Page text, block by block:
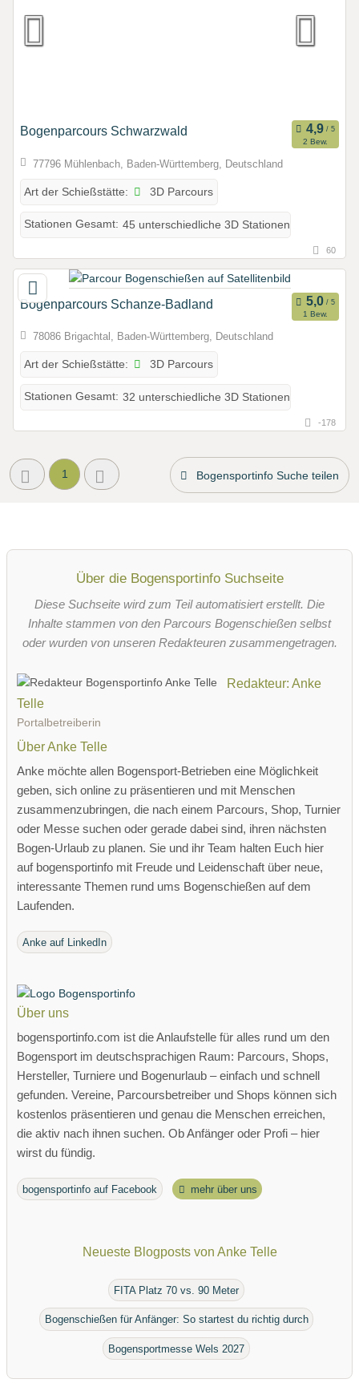
Bogenparcours Schwarzwald
2 Bew.
77796 Mühlenbach, Baden-Württemberg, Deutschland
Art der Schießstätte: 3D Parcours
Stationen Gesamt: 45 unterschiedliche 3D Stationen
60
Bogenparcours Schanze-Badland
1 Bew.
78086 Brigachtal, Baden-Württemberg, Deutschland
Art der Schießstätte: 3D Parcours
Stationen Gesamt: 32 unterschiedliche 3D Stationen
-178
1 Bogensportinfo Suche teilen
Über die Bogensportinfo Suchseite
Diese Suchseite wird zum Teil automatisiert erstellt. Die
Inhalte stammen von den Parcours Bogenschießen selbst
oder wurden von unseren Redakteuren zusammengetragen.
Redakteur: Anke
Telle
Portalbetreiberin
Über Anke Telle
Anke möchte allen Bogensport-Betrieben eine Möglichkeit
geben, sich online zu präsentieren und mit Menschen
zusammenzubringen, die nach einem Parcours, Shop, Turnier
oder Messe suchen oder gerade dabei sind, ihren nächsten
Bogen-Urlaub zu planen. Sie und ihr Team halten Euch hier
auf bogensportinfo mit Freude und Leidenschaft über neue,
interessante Themen rund ums Bogenschießen auf dem
Laufenden.
Anke auf LinkedIn
Über uns
bogensportinfo.com ist die Anlaufstelle für alles rund um den
Bogensport im deutschsprachigen Raum: Parcours, Shops,
Hersteller, Turniere und Bogenurlaub – einfach und schnell
gefunden. Vereine, Parcoursbetreiber und Shops können sich
kostenlos präsentieren und genau die Menschen erreichen,
die aktiv nach ihnen suchen. Ob Anfänger oder Profi – hier
wirst du fündig.
bogensportinfo auf Facebook mehr über uns
Neueste Blogposts von Anke Telle
FITA Platz 70 vs. 90 Meter
Bogenschießen für Anfänger: So startest du richtig durch
Bogensportmesse Wels 2027